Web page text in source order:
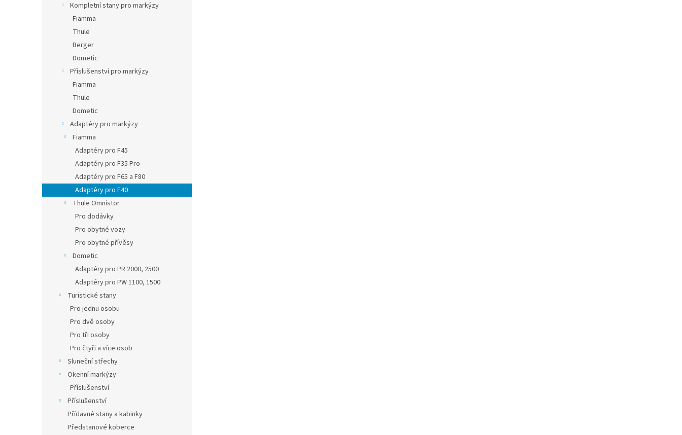
Kompletní stany pro markýzy
Fiamma
Thule
Berger
Dometic
Příslušenství pro markýzy
Fiamma
Thule
Dometic
Adaptéry pro markýzy
Fiamma
Adaptéry pro F45
Adaptéry pro F35 Pro
Adaptéry pro F65 a F80
Adaptéry pro F40
Thule Omnistor
Pro dodávky
Pro obytné vozy
Pro obytné přívěsy
Dometic
Adaptéry pro PR 2000, 2500
Adaptéry pro PW 1100, 1500
Turistické stany
Pro jednu osobu
Pro dvě osoby
Pro tři osoby
Pro čtyři a více osob
Sluneční střechy
Okenní markýzy
Příslušenství
Příslušenství
Přídavné stany a kabinky
Předstanové koberce